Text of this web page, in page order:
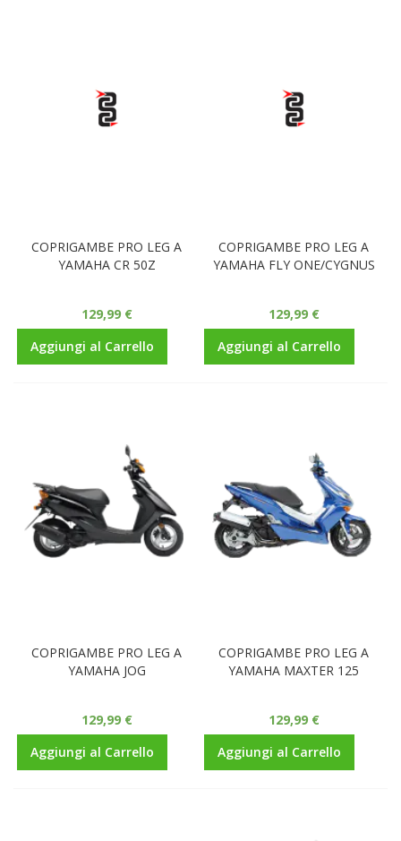
COPRIGAMBE PRO LEG A
YAMAHA CR 50Z
129,99 €
Aggiungi al Carrello
COPRIGAMBE PRO LEG A
YAMAHA FLY ONE/CYGNUS
129,99 €
Aggiungi al Carrello
COPRIGAMBE PRO LEG A
YAMAHA JOG
129,99 €
Aggiungi al Carrello
COPRIGAMBE PRO LEG A
YAMAHA MAXTER 125
129,99 €
Aggiungi al Carrello